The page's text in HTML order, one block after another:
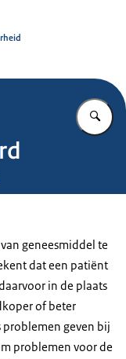
geneesmiddel te
dat een patiënt
in de plaats
of beter
problemen geven bij
problemen voor de